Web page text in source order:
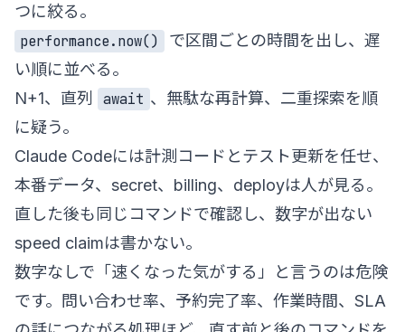
つに絞る。
performance.now()
で区間ごとの時間を出し、遅
い順に並べる。
N+1、直列
await 、無駄な再計算、二重探索を順
に疑う。
Claude Codeには計測コードとテスト更新を任せ、
本番データ、secret、billing、deployは人が見る。
直した後も同じコマンドで確認し、数字が出ない
speed claimは書かない。
数字なしで「速くなった気がする」と言うのは危険
です。問い合わせ率、予約完了率、作業時間、SLA